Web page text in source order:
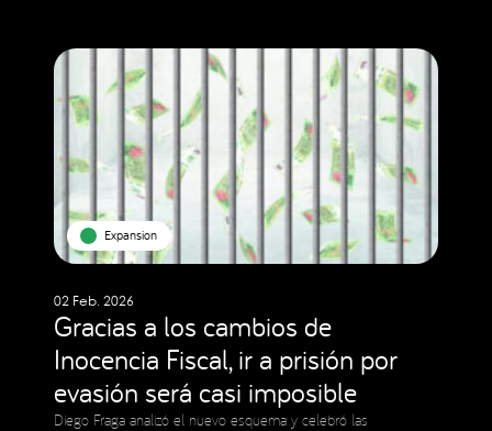
Expansion
02 Feb. 2026
Gracias a los cambios de
Inocencia Fiscal, ir a prisión por
evasión será casi imposible
Diego Fraga analizó el nuevo esquema y celebró las